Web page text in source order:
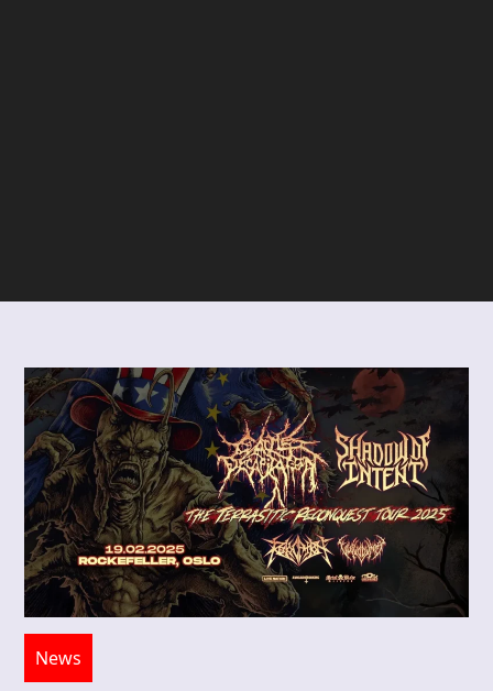
News